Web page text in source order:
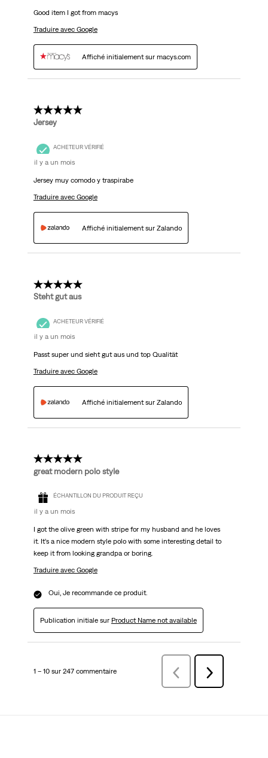
Good item I got from macys
Traduire avec Google
Affiché initialement sur macys.com
5 étoile(s) sur 5.
Jersey
ACHETEUR VÉRIFIÉ
il y a un mois
Jersey muy comodo y traspirabe
Traduire avec Google
Affiché initialement sur Zalando
5 étoile(s) sur 5.
Steht gut aus
ACHETEUR VÉRIFIÉ
il y a un mois
Passt super und sieht gut aus und top Qualität
Traduire avec Google
Affiché initialement sur Zalando
5 étoile(s) sur 5.
great modern polo style
ÉCHANTILLON DU PRODUIT REÇU
il y a un mois
I got the olive green with stripe for my husband and he loves
it. It’s a nice modern style polo with some interesting detail to
keep it from looking grandpa or boring.
Traduire avec Google
Oui, Je recommande ce produit.
Publication initiale sur Product Name not available
1 – 10 sur 247 commentaire Précédentcommentaire
Suivant
commentaire